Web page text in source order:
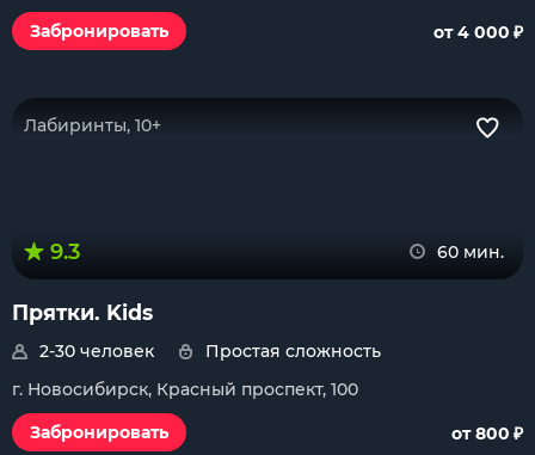
Забронировать
от 4 000 ₽
Лабиринты, 10+
9.3 60 мин.
Прятки. Kids
2-30 человек
Простая сложность
г. Новосибирск, Красный проспект, 100
Забронировать
от 800 ₽